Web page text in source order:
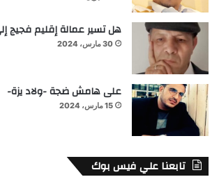
هل تسير عمالة إقليم فجيج
30 مارس، 2024
على هامش ضجة -ولاد يزة-
15 مارس، 2024
تابعنا علي فيس بوك